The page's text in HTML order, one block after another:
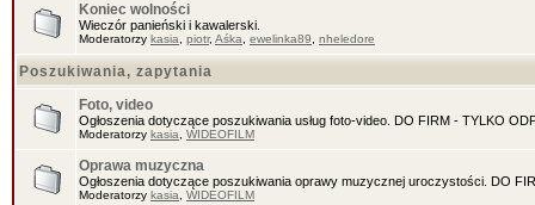
Koniec wolności
Wieczór panieński i kawalerski.
Moderatorzy kasia piotr, Aśka ewelinka89 nheledore
Poszukiwania, zapytania
Foto, video
Ogłoszenia dotyczące poszukiwania usług foto-video. DO FIRM - TYLKO
Moderatorzy kasia WIDEOFILM
Oprawa muzyczna
Ogłoszenia dotyczące poszukiwania oprawy muzycznej uroczystości. DO
Moderatorzy kasia WIDEOFILM